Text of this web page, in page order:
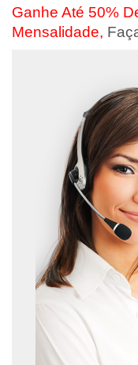
Ganhe Até 50%
Mensalidade,